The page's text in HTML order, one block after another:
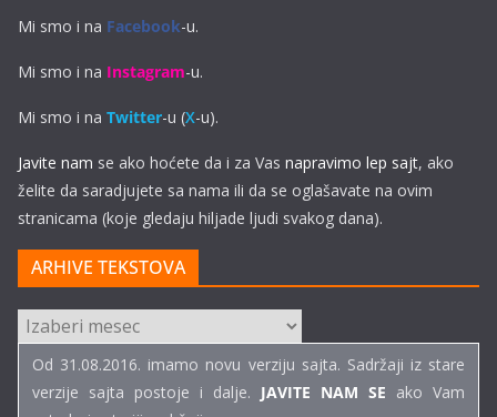
Mi smo i na Facebook-u.
Mi smo i na Instagram-u.
Mi smo i na Twitter-u (X-u).
Javite nam se ako hoćete da i za Vas napravimo lep sajt, ako
želite da saradjujete sa nama ili da se oglašavate na ovim
stranicama (koje gledaju hiljade ljudi svakog dana).
ARHIVE TEKSTOVA
ARHIVE
TEKSTOVA
Od 31.08.2016. imamo novu verziju sajta. Sadržaji iz stare
verzije sajta postoje i dalje. JAVITE NAM SE ako Vam